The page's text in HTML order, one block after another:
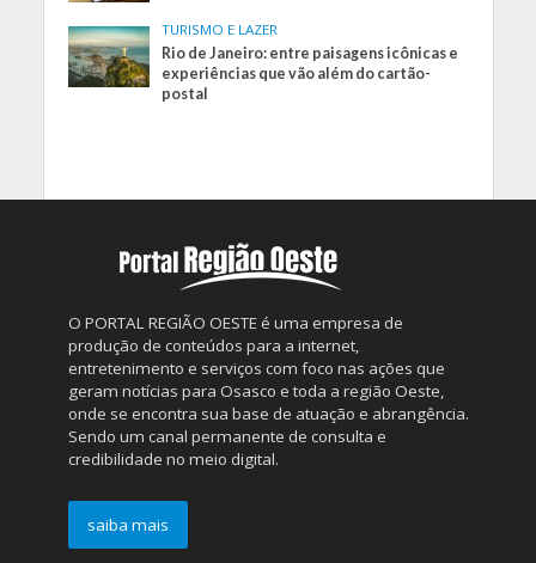
TURISMO E LAZER
Rio de Janeiro: entre paisagens icônicas e
experiências que vão além do cartão-
postal
O PORTAL REGIÃO OESTE é uma empresa de
produção de conteúdos para a internet,
entretenimento e serviços com foco nas ações que
geram notícias para Osasco e toda a região Oeste,
onde se encontra sua base de atuação e abrangência.
Sendo um canal permanente de consulta e
credibilidade no meio digital.
saiba mais